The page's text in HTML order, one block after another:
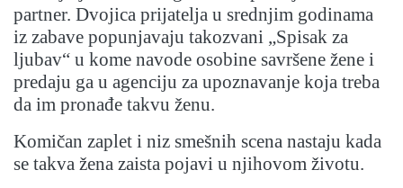
partner. Dvojica prijatelja u srednjim godinama
iz zabave popunjavaju takozvani „Spisak za
ljubav“ u kome navode osobine savršene žene i
predaju ga u agenciju za upoznavanje koja treba
da im pronađe takvu ženu.
Komičan zaplet i niz smešnih scena nastaju kada
se takva žena zaista pojavi u njihovom životu.